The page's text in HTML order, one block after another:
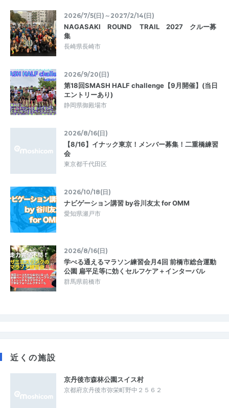
2026/7/5(日)～2027/2/14(日)
NAGASAKI ROUND TRAIL 2027 クルー募
集
長崎県長崎市
2026/9/20(日)
第18回SMASH HALF challenge【9月開催】(当日
エントリーあり)
静岡県御殿場市
2026/8/16(日)
【8/16】イナック東京！メンバー募集！二重橋練習
会
東京都千代田区
2026/10/18(日)
ナビゲーション講習 by谷川友太 for OMM
愛知県瀬戸市
2026/8/16(日)
学べる通えるマラソン練習会月4回 前橋市総合運動
公園 扁平足等に効くセルフケア＋インターバル
群馬県前橋市
近くの施設
京丹後市森林公園スイス村
京都府京丹後市弥栄町野中２５６２